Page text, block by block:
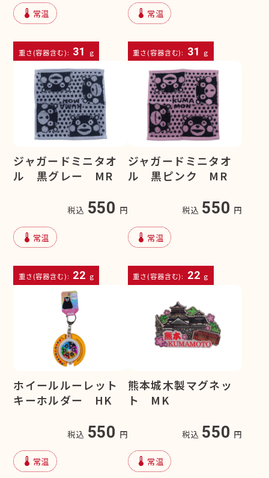
device_thermostat 常温
重さ(容器含む): 31 g
device_thermostat 常温
重さ(容器含む): 31 g
ジャガードミニタオ
ル 黒グレー MR
税込 550 円
device_thermostat 常温
重さ(容器含む): 22 g
ジャガードミニタオ
ル 黒ピンク MR
税込 550 円
device_thermostat 常温
重さ(容器含む): 22 g
ホイールルーレット
キーホルダー HK
税込 550 円
device_thermostat 常温
熊本城木製マグネッ
ト MK
税込 550 円
device_thermostat 常温